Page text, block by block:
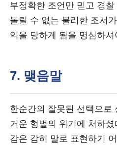
부정확한 조언만 믿고 경
돌릴 수 없는 불리한 조서
익을 당하게 됨을 명심하셔
7. 맺음말
한순간의 잘못된 선택으로
거운 형벌의 위기에 처하
감은 감히 말로 표현하기